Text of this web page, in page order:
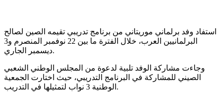
استفاد وفد برلماني موريتاني من برنامج تدريبي تقيمه الصين لصالح
البرلمانيين العرب، خلال الفترة ما بين 22 نوفمبر المنصرم و3
ديسمبر الجاري.
وجاءت مشاركة الوفد تلبية لدعوة من المجلس الوطني الشعبي
الصيني للمشاركة في البرنامج التدريبي، حيث اختارت الجمعية
الوطنية 3 نواب لتمثيلها في التدريب.